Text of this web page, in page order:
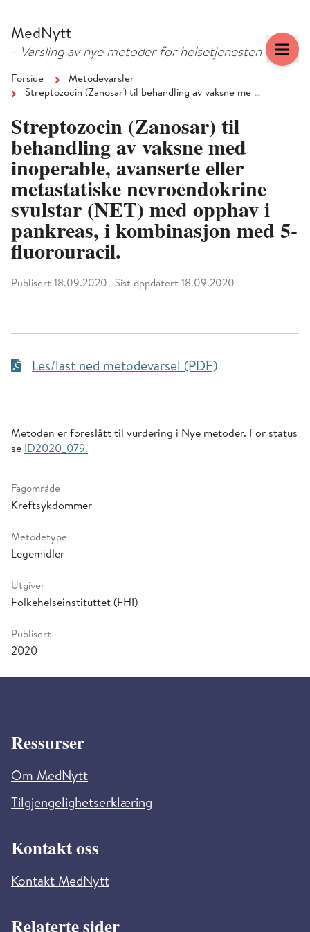
MedNytt
- Varsling av nye metoder for helsetjenesten
Forside
Metodevarsler
Streptozocin (Zanosar) til behandling av vaksne me …
Streptozocin (Zanosar) til
behandling av vaksne med
inoperable, avanserte eller
metastatiske nevroendokrine
svulstar (NET) med opphav i
pankreas, i kombinasjon med 5-
fluorouracil.
Publisert 18.09.2020 Sist oppdatert 18.09.2020
Les/last ned metodevarsel (PDF)
Metoden er foreslått til vurdering i Nye metoder. For status
se ID2020_079.
Fagområde
Kreftsykdommer
Metodetype
Legemidler
Utgiver
Folkehelseinstituttet (FHI)
Publisert
2020
Ressurser
Om MedNytt
Tilgjengelighetserklæring
Kontakt oss
Kontakt MedNytt
Relaterte sider